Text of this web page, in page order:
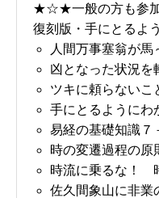
★☆★一般の方も参
復刻版・手にとるよ
人間万事塞翁が馬
凶となった状況を
ツキに頼らないこ
手にとるようにわ
易経の基礎知識７
時の変遷過程の原
時流に乗るな！
佐久間象山に非業